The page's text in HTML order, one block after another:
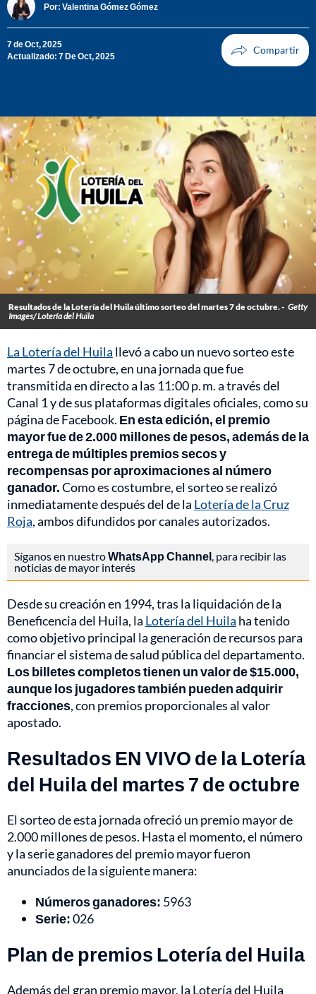
Por: Valentina Gómez Gómez
7 de Oct, 2025
Actualizado: 7 De Oct, 2025
Resultados de la Lotería del Huila último sorteo del martes 7 de octubre. - Getty
Images/ Lotería del Huila
La Lotería del Huila llevó a cabo un nuevo sorteo este
martes 7 de octubre, en una jornada que fue
transmitida en directo a las 11:00 p. m. a través del
Canal 1 y de sus plataformas digitales oficiales, como su
página de Facebook. En esta edición, el premio
mayor fue de 2.000 millones de pesos, además de la
entrega de múltiples premios secos y
recompensas por aproximaciones al número
ganador.Como es costumbre, el sorteo se realizó
inmediatamente después del de la Lotería de la Cruz
Roja, ambos difundidos por canales autorizados.
Síganos en nuestroWhatsApp Channel, para recibir las
noticias de mayor interés
Desde su creación en 1994, tras la liquidación de la
Beneficencia del Huila, la Lotería del Huila ha tenido
como objetivo principal la generación de recursos para
financiar el sistema de salud pública del departamento.
Los billetes completos tienen un valor de $15.000,
aunque los jugadores también pueden adquirir
fracciones, con premios proporcionales al valor
apostado.
Resultados EN VIVO de la Lotería
del Huila del martes 7 de octubre
El sorteo de esta jornada ofreció un premio mayor de
2.000 millones de pesos. Hasta el momento, el número
y la serie ganadores del premio mayor fueron
anunciados de la siguiente manera:
Números ganadores: 5963
Serie:026
Plan de premios Lotería del Huila
Además del gran premio mayor, la Lotería del Huila